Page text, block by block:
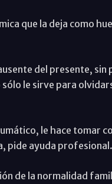
que la deja como
del presente,
le sirve para
le hace tomar
pide ayuda profesional.
de la normalidad